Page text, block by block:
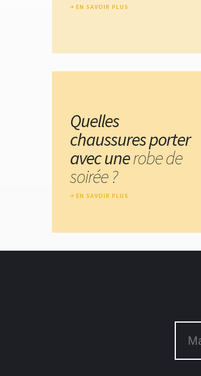
EN SAVOIR PLUS
Quelles
chaussures porter
avec unerobe de
soirée ?
EN SAVOIR PLUS